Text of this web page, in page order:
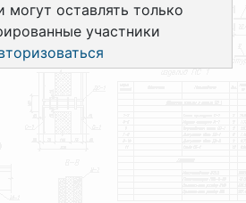
могут оставлять только
участники